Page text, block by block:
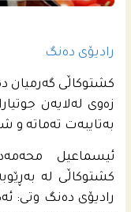
رادیۆی دەنگ
زه‌وى له‌لایه‌ن
به‌تایبه‌ت ته‌ماته‌ و
ئیسماعیل
كشتوكاڵى له‌
رادیۆى ده‌نگ وتی: